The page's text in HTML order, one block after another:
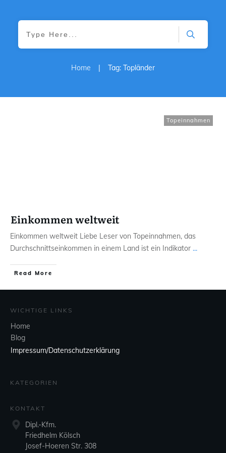
Home | Tag: Topländer
Topeinnahmen
Einkommen weltweit
Einkommen weltweit Liebe Leser von Topeinnahmen, das
Durchschnittseinkommen in einem Land ist ein Indikator ...
Read More
WICHTIGE LINKS
Home
Blog
Impressum/Datenschutzerklärung
KATEGORIEN
KONTAKT
Dipl.-Kfm.
Friedhelm Kölsch
Josef-Hoeren Str. 308